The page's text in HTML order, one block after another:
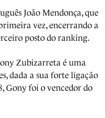
João Mendonça, que
vez, encerrando a
posto do ranking.
Zubizarreta é uma
dada a sua forte ligação
Gony foi o vencedor do